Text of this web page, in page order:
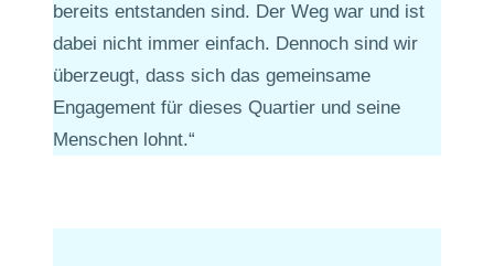
bereits entstanden sind. Der Weg war und ist
dabei nicht immer einfach. Dennoch sind wir
überzeugt, dass sich das gemeinsame
Engagement für dieses Quartier und seine
Menschen lohnt.“